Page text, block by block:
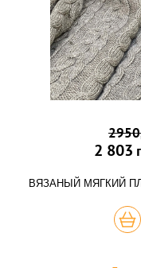
2 803
ВЯЗАНЫЙ МЯГКИЙ